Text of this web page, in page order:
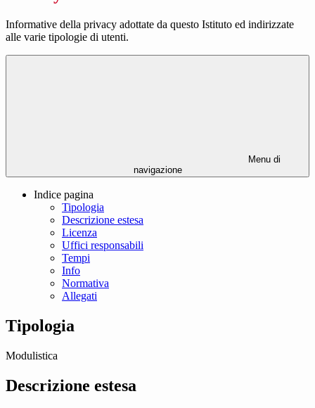
Informative della privacy adottate da questo Istituto ed indirizzate
alle varie tipologie di utenti.
Menu di
navigazione
Indice pagina
Tipologia
Descrizione estesa
Licenza
Uffici responsabili
Tempi
Info
Normativa
Allegati
Tipologia
Modulistica
Descrizione estesa